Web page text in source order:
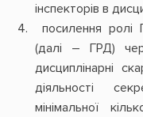
інспекторів в
посилення ролі
(далі – ГРД)
дисциплінарні
діяльності
мінімальної